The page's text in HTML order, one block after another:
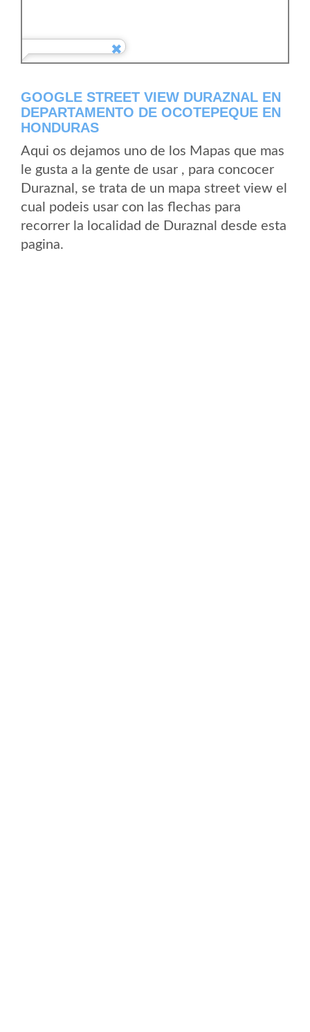
GOOGLE STREET VIEW DURAZNAL EN
DEPARTAMENTO DE OCOTEPEQUE EN
HONDURAS
Aqui os dejamos uno de los Mapas que mas
le gusta a la gente de usar , para concocer
Duraznal, se trata de un mapa street view el
cual podeis usar con las flechas para
recorrer la localidad de Duraznal desde esta
pagina.